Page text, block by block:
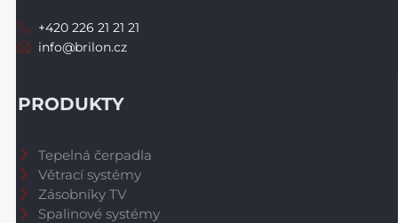
PRODUKTY
Tepelná čerpadla
Větrací systémy
Zásobníky TV
Spalinové systémy
+420 226 21 21 21
info@brilon.cz